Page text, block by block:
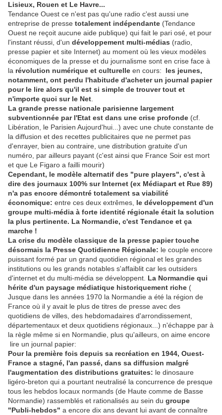
Lisieux, Rouen et Le Havre...
Tendance Ouest ce n'est pas qu'une radio c'est aussi une
entreprise de presse totalement indépendante (Tendance
Ouest ne reçoit aucune aide publique) qui fait le pari osé, et pour
l'instant réussi, d'un développement multi-médias (radio,
presse papier et site Internet) au moment où les vieux modèles
économiques de la presse et du journalisme sont en crise face à
la révolution numérique et culturelle en cours:
les jeunes,
notamment, ont perdu l'habitude d'acheter un journal papier
pour le lire alors qu'il est si simple de trouver tout et
n'importe quoi sur le Net
La grande presse nationale parisienne largement
subventionnée par l'Etat est dans une crise profonde (cf.
Libération, le Parisien Aujourd'hui...) avec une chute constante de
la diffusion et des recettes publicitaires que ne permet pas
d'enrayer, bien au contraire, une distribution gratuite d'un
numéro, par ailleurs payant (c'est ainsi que France Soir est mort
et que Le Figaro a failli mourir)
Cependant, le modèle alternatif des "pure players", c'est à
dire des journaux 100% sur Internet (ex Médiapart et Rue 89)
n'a pas encore démontré totalement sa viabilité
économique: entre ces deux extrêmes, le développement d'un
groupe multi-média à forte identité régionale était la solution
la plus pertinente. La Normandie, c'est Tendance et ça
marche !
La crise du modèle classique de la presse papier touche
désormais la Presse Quotidienne Régionale: le couple encore
puissant formé par un grand quotidien régional et les grandes
institutions ou les grands notables s'affaiblit car les outsiders
d'internet et du multi-média se développent. La Normandie qui
hérite d'un paysage médiatique historiquement riche (
Jusque dans les années 1970 la Normandie a été la région de
France où il y avait le plus de titres de presse avec des
quotidiens de villes, des hebdomadaires d'arrondissement,
départementaux et deux quotidiens régionaux...) n'échappe par à
la règle même si en Normandie, plus qu'ailleurs, on aime encore
lire un journal papier:
Pour la première fois depuis sa recréation en 1944, Ouest-
France a stagné, l'an passé, dans sa diffusion malgré
l'augmentation des distributions gratuites: le dinosaure
ligéro-breton qui a pourtant neutralisé la concurrence de presque
tous les hebdos locaux normands (de Haute comme de Basse
Normandie) rassemblés et rationalisés au sein du groupe
"Publi-hebdos" a encore dix ans devant lui avant de connaître